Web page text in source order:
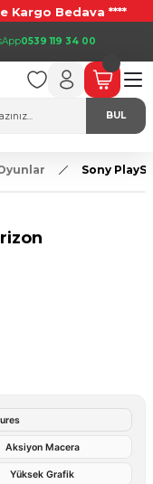
Kargo Bedava ****
0539 119 34 00
BUL
Sony
Aksiyon Macera
Yüksek Grafik